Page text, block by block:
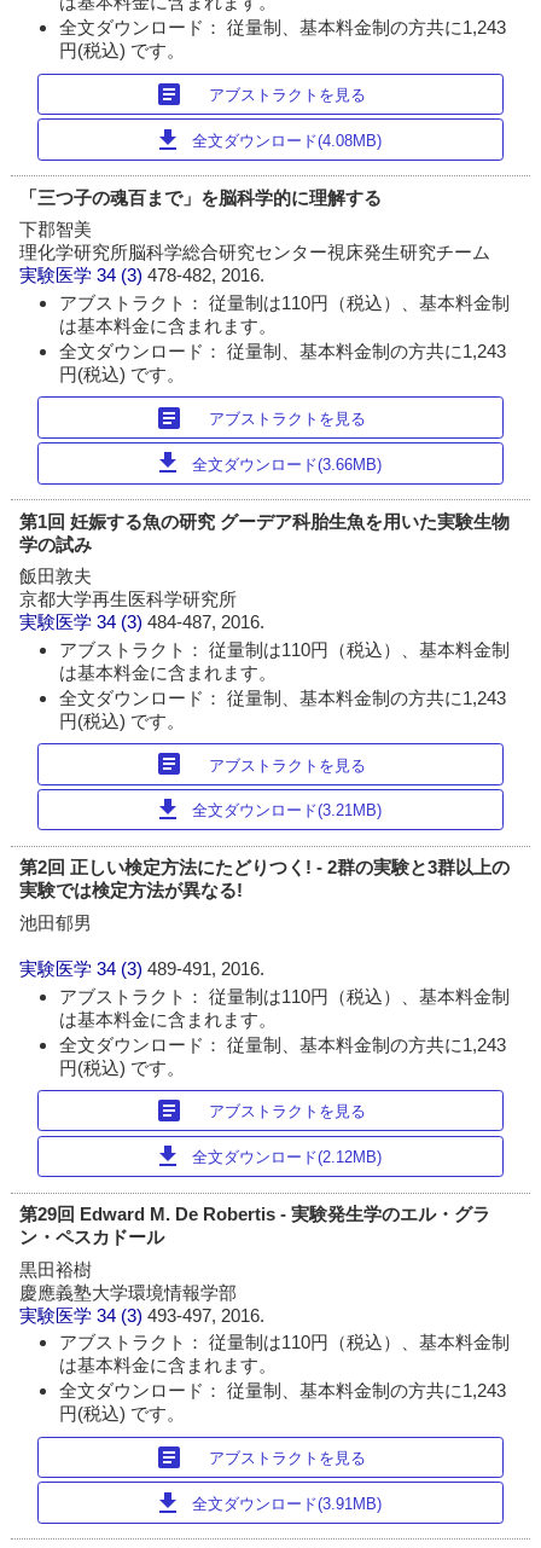
全文ダウンロード： 従量制、基本料金制の方共に1,243
円(税込) です。
article アブストラクトを見る
download 全文ダウンロード(4.08MB)
「三つ子の魂百まで」を脳科学的に理解する
下郡智美
理化学研究所脳科学総合研究センター視床発生研究チーム
実験医学 34 (3)478-482, 2016.
アブストラクト： 従量制は110円（税込）、基本料金制
は基本料金に含まれます。
全文ダウンロード： 従量制、基本料金制の方共に1,243
円(税込) です。
article アブストラクトを見る
download 全文ダウンロード(3.66MB)
第1回 妊娠する魚の研究 グーデア科胎生魚を用いた実験生物
学の試み
飯田敦夫
京都大学再生医科学研究所
実験医学 34 (3)484-487, 2016.
アブストラクト： 従量制は110円（税込）、基本料金制
は基本料金に含まれます。
全文ダウンロード： 従量制、基本料金制の方共に1,243
円(税込) です。
article アブストラクトを見る
download 全文ダウンロード(3.21MB)
第2回 正しい検定方法にたどりつく! - 2群の実験と3群以上の
実験では検定方法が異なる!
池田郁男
実験医学 34 (3)489-491, 2016.
アブストラクト： 従量制は110円（税込）、基本料金制
は基本料金に含まれます。
全文ダウンロード： 従量制、基本料金制の方共に1,243
円(税込) です。
article アブストラクトを見る
download 全文ダウンロード(2.12MB)
第29回 Edward M. De Robertis - 実験発生学のエル・グラ
ン・ペスカドール
黒田裕樹
慶應義塾大学環境情報学部
実験医学 34 (3)493-497, 2016.
アブストラクト： 従量制は110円（税込）、基本料金制
は基本料金に含まれます。
全文ダウンロード： 従量制、基本料金制の方共に1,243
円(税込) です。
article アブストラクトを見る
download 全文ダウンロード(3.91MB)